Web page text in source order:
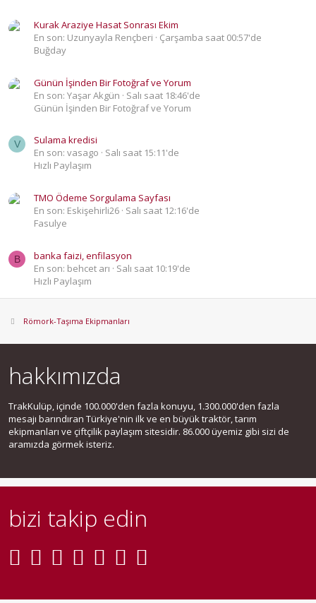
Kurak Araziye Hasat Sonrası Ekim
En son: Uzunyayla Rençberi
Çarşamba saat 00:57'de
Buğday
Günün İşinden Bir Fotoğraf ve Yorum
En son: Yaşar Akgün
Salı saat 18:46'de
Günün İşinden Bir Fotoğraf ve Yorum
V
Sulama kredisi
En son: vasago
Salı saat 15:11'de
Hızlı Paylaşım
TMO Ödeme Sorgulama Sayfası
En son: Eskişehirli26 Salı saat 12:16'de
Fasulye
B
banka faizi, enfilasyon
En son: behcet arı
Salı saat 10:19'de
Hızlı Paylaşım
Römork-Taşıma Ekipmanları
hakkımızda
TrakKulüp, içinde 100.000'den fazla konuyu, 1.300.000'den fazla
mesajı barındıran Türkiye'nin ilk ve en büyük traktör, tarım
ekipmanları ve çiftçilik paylaşım sitesidir. 86.000 üyemiz gibi sizi de
aramızda görmek isteriz.
bizi takip edin